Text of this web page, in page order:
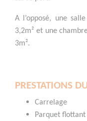
A l’opposé, une
3,2m² et une
3m².
PRESTATIONS
Carrelage
Parquet flottant